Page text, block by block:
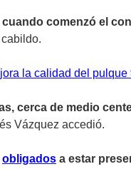
comenzó el
la calidad del pulque
cerca de medio
Vázquez accedió.
obligados a estar